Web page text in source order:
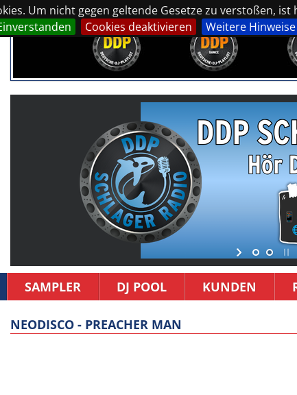
Um nicht gegen geltende Gesetze zu verstoßen,
Cookies deaktivieren Weitere Hinweise
SAMPLER DJ POOL KUNDEN
NEODISCO - PREACHER MAN